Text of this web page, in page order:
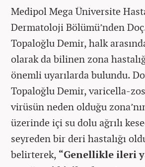
Medipol Mega Üniversite
Dermatoloji Bölümü’nden
Topaloğlu Demir, halk
olarak da bilinen zona
önemli uyarılarda bulundu.
Topaloğlu Demir, varicella-
virüsün neden olduğu
üzerinde içi su dolu ağrılı
seyreden bir deri hastalığı
belirterek, “Genellikle ileri